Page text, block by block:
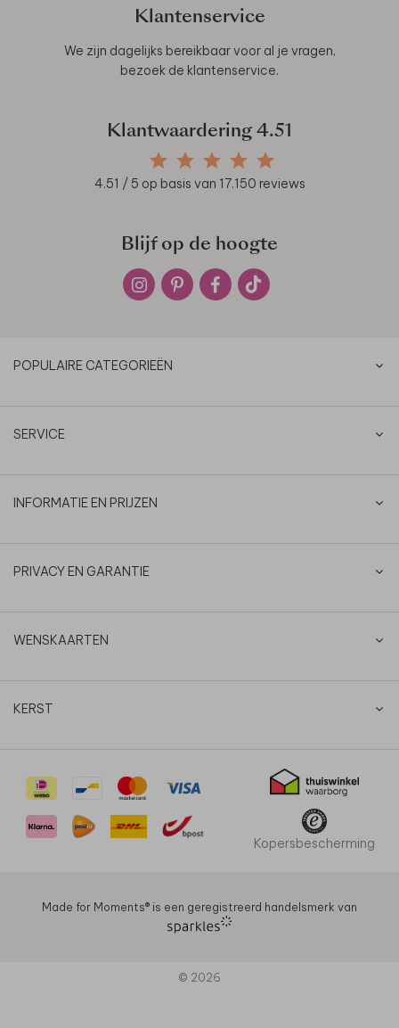
Klantenservice
We zijn dagelijks bereikbaar voor al je vragen,
bezoek de klantenservice.
Klantwaardering 4.51
4.51 / 5 op basis van 17.150 reviews
Blijf op de hoogte
POPULAIRE CATEGORIEËN
SERVICE
INFORMATIE EN PRIJZEN
PRIVACY EN GARANTIE
WENSKAARTEN
KERST
Kopersbescherming
Made for Moments®️ is een geregistreerd handelsmerk van
© 2026